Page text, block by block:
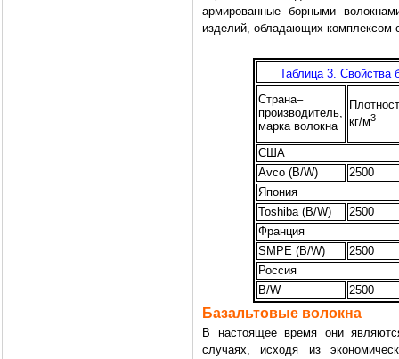
армированные борными
изделий, обладающих комплексом
Таблица 3. Свойства
Страна–
производитель,
марка волокна
кг/м3
США
Avco (B/W)
2500
Япония
Toshiba (B/W)
2500
Франция
SMPE (B/W)
2500
Россия
B/W
2500
Базальтовые волокна
В настоящее время они
случаях, исходя из